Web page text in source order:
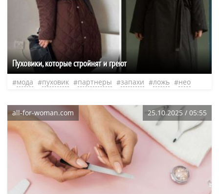
Пуховики, которые стройнят и греют
мода пуховик партнеры запахи ложь нео
all-for-woman.com 25.10.2025 / 05:55